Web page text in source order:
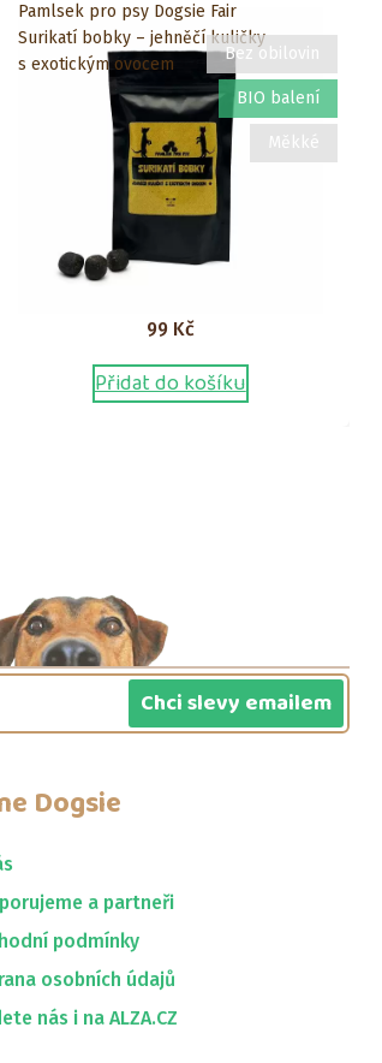
Bez obilovin
BIO balení
Měkké
Pamlsek pro psy Dogsie Fair
Surikatí bobky – jehněčí kuličky
s exotickým ovocem
99 Kč
Přidat do košíku
Chci slevy emailem
Dogsie
a partneři
podmínky
osobních údajů
nás i na ALZA.CZ